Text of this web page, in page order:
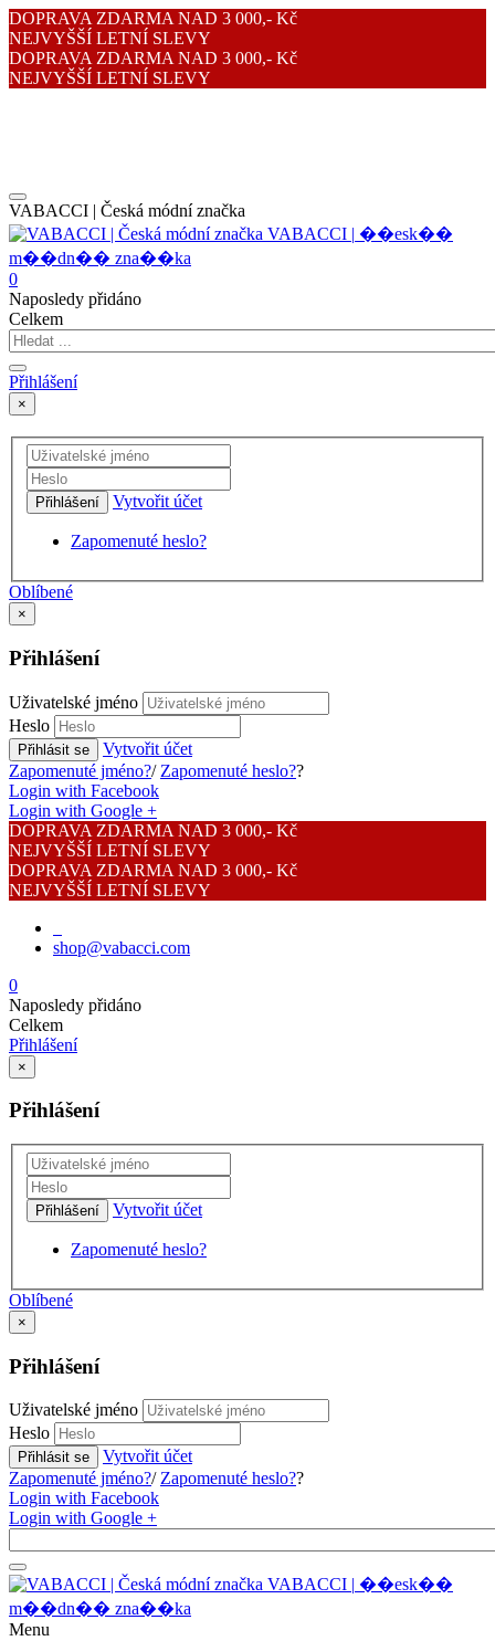
DOPRAVA ZDARMA NAD 3 000,- Kč
NEJVYŠŠÍ LETNÍ SLEVY
DOPRAVA ZDARMA NAD 3 000,- Kč
NEJVYŠŠÍ LETNÍ SLEVY
VABACCI | Česká módní značka
VABACCI | ��esk��
m��dn�� zna��ka
0
Naposledy přidáno
Celkem
Přihlášení
×
Přihlášení Vytvořit účet
Zapomenuté heslo?
Oblíbené
×
Přihlášení
Uživatelské jméno
Heslo
Přihlásit se
Vytvořit účet
Zapomenuté jméno?/ Zapomenuté heslo??
Login with Facebook
Login with Google +
DOPRAVA ZDARMA NAD 3 000,- Kč
NEJVYŠŠÍ LETNÍ SLEVY
DOPRAVA ZDARMA NAD 3 000,- Kč
NEJVYŠŠÍ LETNÍ SLEVY
shop@vabacci.com
0
Naposledy přidáno
Celkem
Přihlášení
×
Přihlášení
Přihlášení Vytvořit účet
Zapomenuté heslo?
Oblíbené
×
Přihlášení
Uživatelské jméno
Heslo
Přihlásit se
Vytvořit účet
Zapomenuté jméno?/ Zapomenuté heslo??
Login with Facebook
Login with Google +
VABACCI | ��esk��
m��dn�� zna��ka
Menu